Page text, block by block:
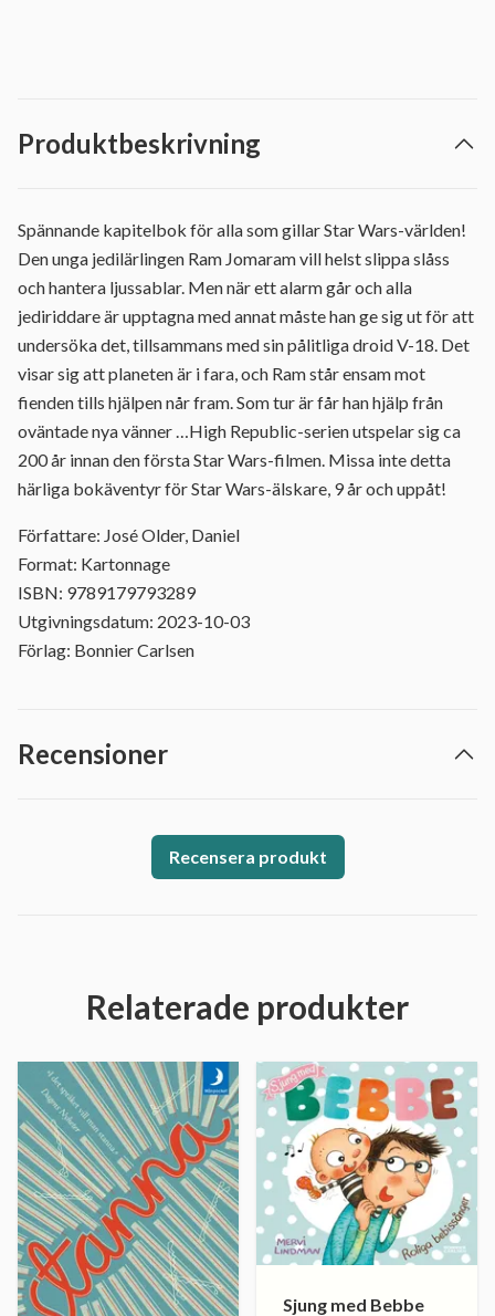
Produktbeskrivning
Spännande kapitelbok för alla som gillar Star Wars-världen!
Den unga jedilärlingen Ram Jomaram vill helst slippa slåss
och hantera ljussablar. Men när ett alarm går och alla
jediriddare är upptagna med annat måste han ge sig ut för att
undersöka det, tillsammans med sin pålitliga droid V-18. Det
visar sig att planeten är i fara, och Ram står ensam mot
fienden tills hjälpen når fram. Som tur är får han hjälp från
oväntade nya vänner …High Republic-serien utspelar sig ca
200 år innan den första Star Wars-filmen. Missa inte detta
härliga bokäventyr för Star Wars-älskare, 9 år och uppåt!
Författare: José Older, Daniel
Format: Kartonnage
ISBN: 9789179793289
Utgivningsdatum: 2023-10-03
Förlag: Bonnier Carlsen
Recensioner
Recensera produkt
Relaterade produkter
Sjung med Bebbe